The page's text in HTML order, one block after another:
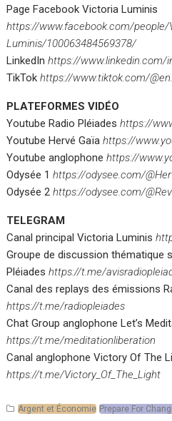
Page Facebook Victoria Luminis
https://www.facebook.com/people/
Luminis/100063484569378/
LinkedInhttps://www.linkedin.com/
TikTokhttps://www.tiktok.com/
PLATEFORMES VIDÉO
Youtube Radio Pléiadeshttps://
Youtube Hervé Gaïahttps://
Youtube anglophonehttps://
Odysée 1https://odysee.com/
Odysée 2https://odysee.com/
TELEGRAM
Canal principal Victoria Luminis
Groupe de discussion thématique
Pléiadeshttps://t.me/
Canal des replays des émissions
https://t.me/radiopleiades
Chat Group anglophone Let’s
https://t.me/meditationliberation
Canal anglophone Victory Of The
https://t.me/Victory_Of_The_Light
Argent et Économie Prepare For